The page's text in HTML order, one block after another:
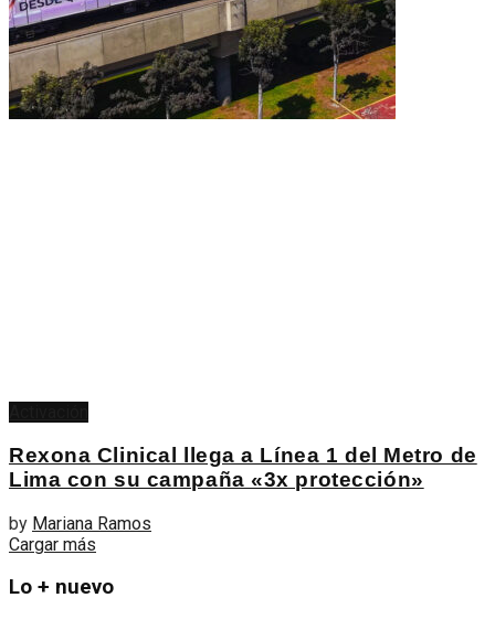
Rexona Clinical llega a Línea 1 del Metro de
Lima con su campaña «3x protección»
by Mariana Ramos
Cargar más
Lo + nuevo